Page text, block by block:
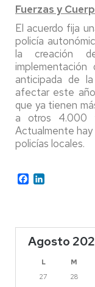
Fuerzas y
El acuerdo fija
policía
la creación
anticipada de
afectar este
que ya tienen
a otros 4.000
Actualmente
policías locales.
Facebook
Agosto
L M
27
28